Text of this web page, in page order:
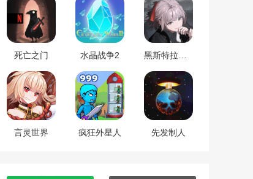
死亡之门 水晶战争2
言灵世界 疯狂外星人 先发制人